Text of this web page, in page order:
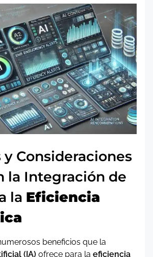
y Consideraciones
la Integración de
la Eficiencia
beneficios que la
(IA) ofrece para la eficiencia